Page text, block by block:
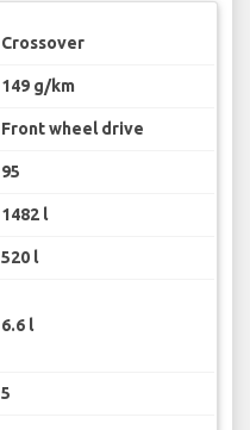
Crossover
149 g/km
Front wheel drive
95
1482 l
520 l
6.6 l
5